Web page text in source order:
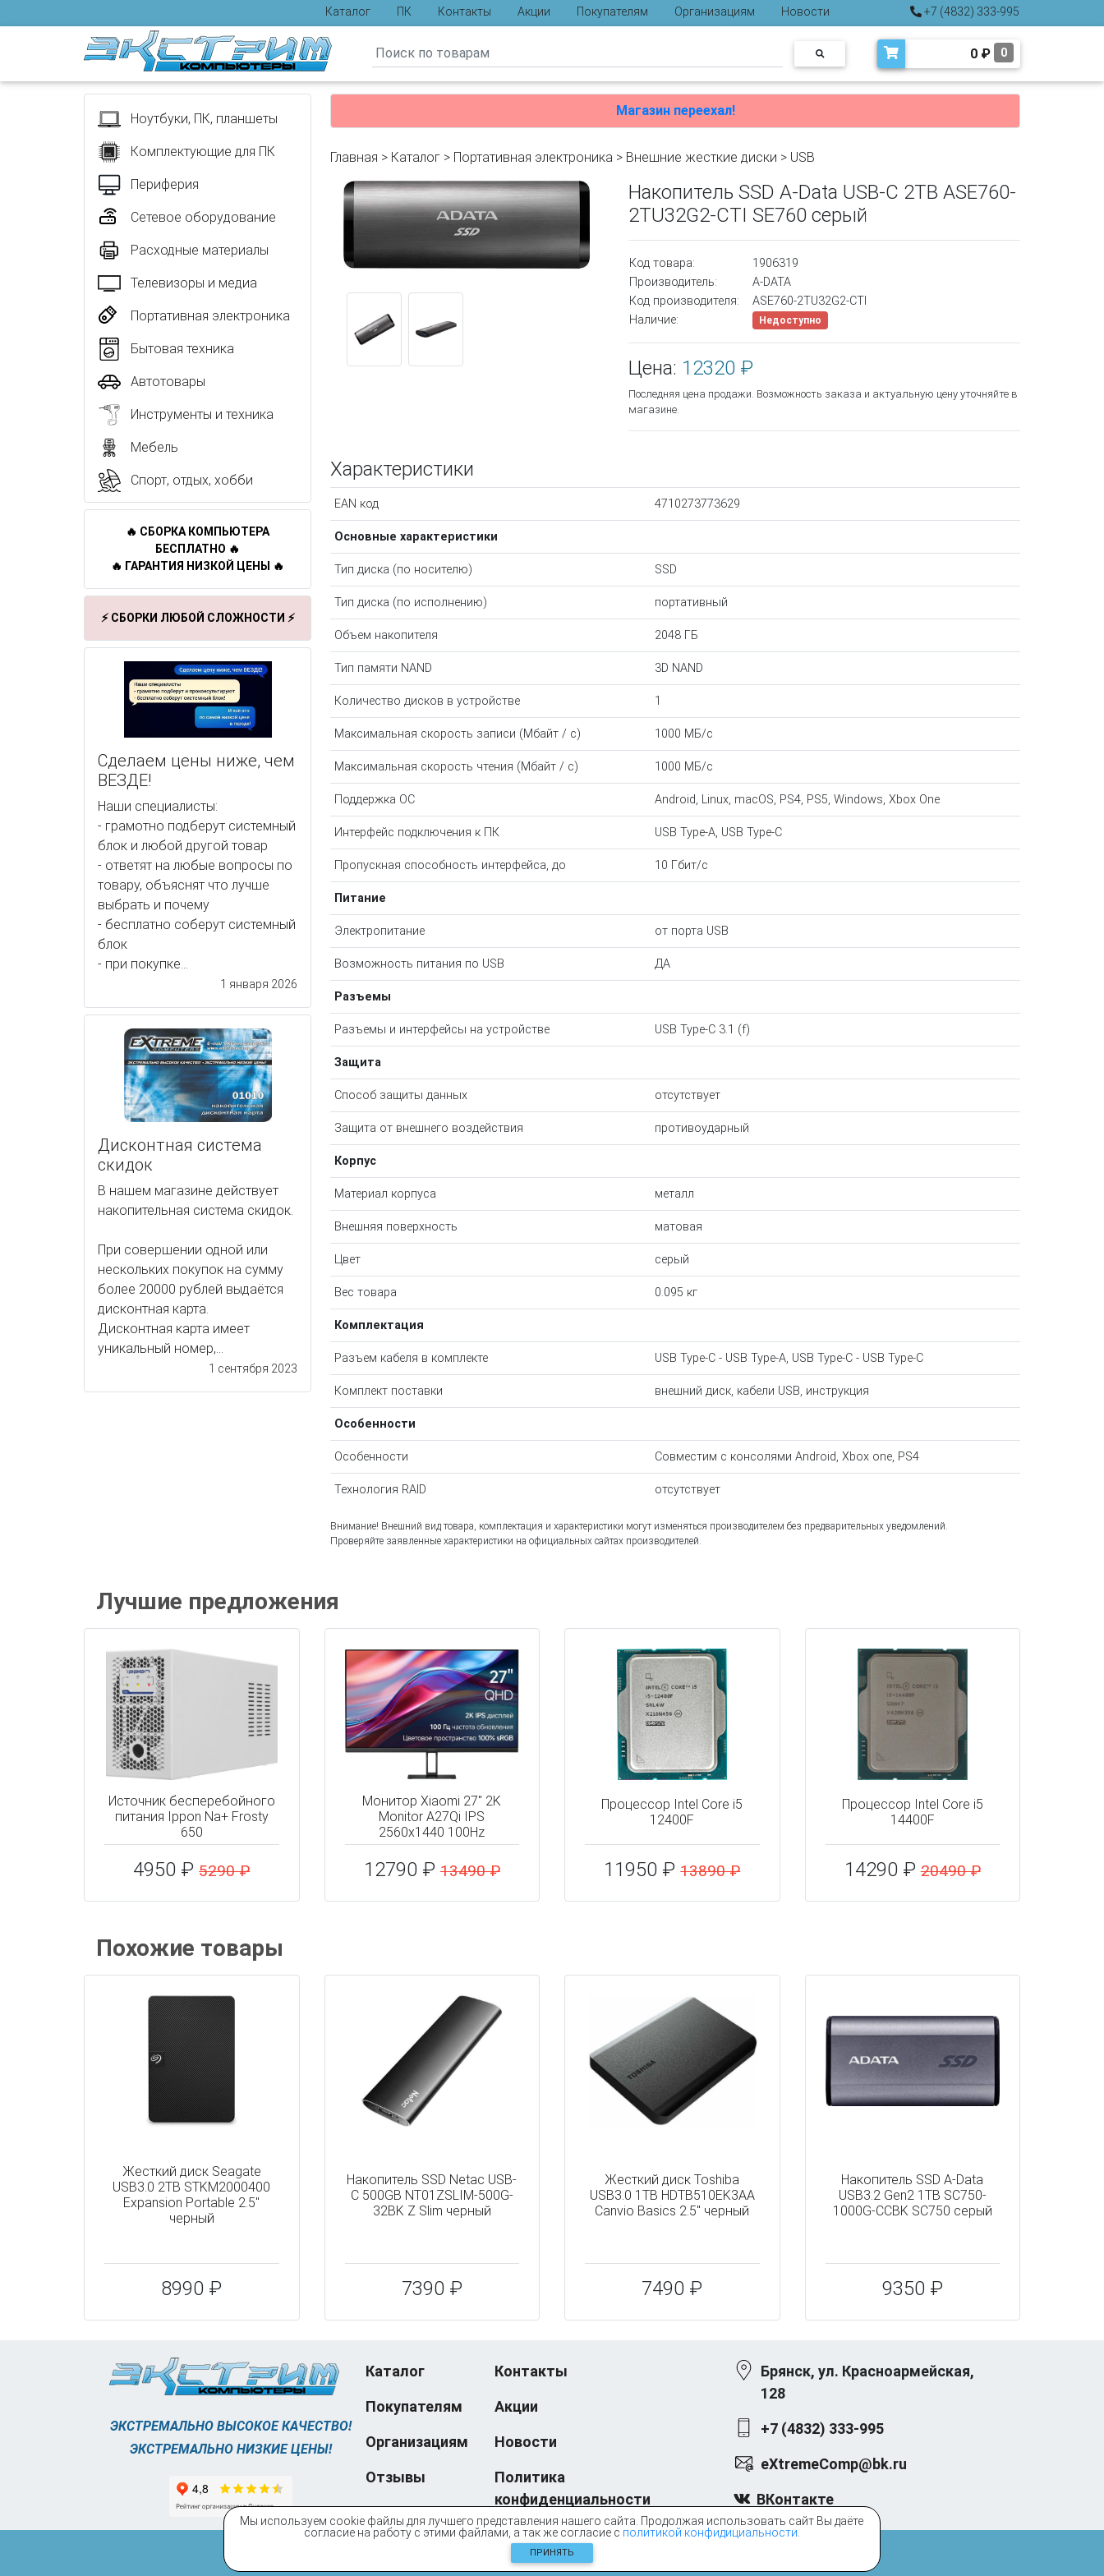
Мы используем cookie файлы для лучшего представления нашего сайта. Продолжая использовать сайт Вы даёте
согласие на работу с этими файлами, а так же согласие с политикой конфидициальности
ПРИНЯТЬ
Каталог ПК Контакты Акции Покупателям Организациям
Новости
Отзывы
+7 (4832) 333-995
0 ₽ 0
Ноутбуки, ПК, планшеты
Комплектующие для ПК
Периферия
Сетевое оборудование
Расходные материалы
Телевизоры и медиа
Портативная электроника
Бытовая техника
Автотовары
Инструменты и техника
Мебель
Спорт, отдых, хобби
🔥 СБОРКА КОМПЬЮТЕРА
БЕСПЛАТНО 🔥
🔥 ГАРАНТИЯ НИЗКОЙ ЦЕНЫ 🔥
⚡ СБОРКИ ЛЮБОЙ СЛОЖНОСТИ ⚡
Сделаем цены ниже, чем
ВЕЗДЕ!
Наши специалисты:
- грамотно подберут системный
блок и любой другой товар
- ответят на любые вопросы по
товару, объяснят что лучше
выбрать и почему
- бесплатно соберут системный
блок
- при покупке...
1 января 2026
Дисконтная система
скидок
В нашем магазине действует
накопительная система скидок.
При совершении одной или
нескольких покупок на сумму
более 20000 рублей выдаётся
дисконтная карта.
Дисконтная карта имеет
уникальный номер,...
1 сентября 2023
Магазин переехал!
Главная > Каталог > Портативная электроника > Внешние жесткие диски > USB
Накопитель SSD A-Data USB-C 2TB ASE760-
2TU32G2-CTI SE760 серый
Код товара:
1906319
Производитель:
A-DATA
Код производителя:
ASE760-2TU32G2-CTI
Наличие:
Недоступно
Цена: 12320 ₽
Последняя цена продажи. Возможность заказа и актуальную цену уточняйте в
магазине.
Характеристики
EAN код 4710273773629
Основные характеристики
Тип диска (по носителю) SSD
Тип диска (по исполнению) портативный
Объем накопителя 2048 ГБ
Тип памяти NAND 3D NAND
Количество дисков в устройстве 1
Максимальная скорость записи (Мбайт / с) 1000 МБ/с
Максимальная скорость чтения (Мбайт / с) 1000 МБ/с
Поддержка ОС Android, Linux, macOS, PS4, PS5, Windows, Xbox One
Интерфейс подключения к ПК USB Type-A, USB Type-C
Пропускная способность интерфейса, до 10 Гбит/с
Питание
Электропитание от порта USB
Возможность питания по USB ДА
Разъемы
Разъемы и интерфейсы на устройстве USB Type-C 3.1 (f)
Защита
Способ защиты данных отсутствует
Защита от внешнего воздействия противоударный
Корпус
Материал корпуса металл
Внешняя поверхность матовая
Цвет серый
Вес товара 0.095 кг
Комплектация
Разъем кабеля в комплекте USB Type-C - USB Type-A, USB Type-C - USB Type-C
Комплект поставки внешний диск, кабели USB, инструкция
Особенности
Особенности Совместим с консолями Android, Xbox one, PS4
Технология RAID отсутствует
Внимание! Внешний вид товара, комплектация и характеристики могут изменяться производителем без предварительных уведомлений.
Проверяйте заявленные характеристики на официальных сайтах производителей.
Лучшие предложения
Источник бесперебойного
питания Ippon Na+ Frosty
650
4950 ₽5290 ₽
Монитор Xiaomi 27" 2K
Monitor A27Qi IPS
2560x1440 100Hz
12790 ₽13490 ₽
Процессор Intel Core i5
12400F
11950 ₽13890 ₽
Процессор Intel Core i5
14400F
14290 ₽20490 ₽
Похожие товары
Жесткий диск Seagate
USB3.0 2TB STKM2000400
Expansion Portable 2.5"
черный
8990 ₽
Накопитель SSD Netac USB-
C 500GB NT01ZSLIM-500G-
32BK Z Slim черный
7390 ₽
Жесткий диск Toshiba
USB3.0 1TB HDTB510EK3AA
Canvio Basics 2.5" черный
7490 ₽
Накопитель SSD A-Data
USB3.2 Gen2 1TB SC750-
1000G-CCBK SC750 серый
9350 ₽
ЭКСТРЕМАЛЬНО ВЫСОКОЕ КАЧЕСТВО!
ЭКСТРЕМАЛЬНО НИЗКИЕ ЦЕНЫ!
Каталог
Покупателям
Организациям
Отзывы
Контакты
Акции
Новости
Политика
конфиденциальности
Брянск, ул. Красноармейская,
128
+7 (4832) 333-995
eXtremeComp@bk.ru
ВКонтакте
© eXtreme Computers, 2005-2026